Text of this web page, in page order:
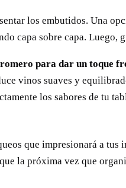
los embutidos. Una
capa sobre capa. Luego,
para dar un toque
vinos suaves y
los sabores de tu
que impresionará a
la próxima vez que